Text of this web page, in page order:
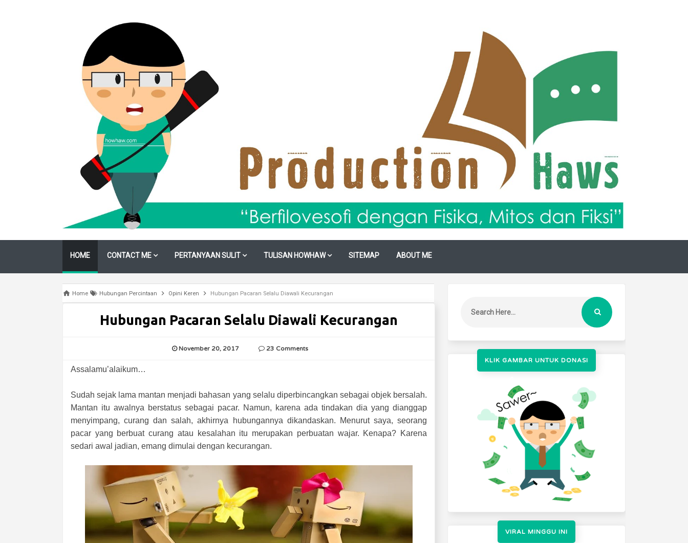
HOME CONTACT ME PERTANYAAN SULIT TULISAN HOWHAW SITEMAP ABOUT ME
Home Hubungan Percintaan Opini Keren Hubungan Pacaran Selalu Diawali Kecurangan
Hubungan Pacaran Selalu Diawali Kecurangan
November 20, 2017 23 Comments
Assalamu’alaikum…
Sudah sejak lama mantan menjadi bahasan yang selalu diperbincangkan sebagai objek bersalah.
Mantan itu awalnya berstatus sebagai pacar. Namun, karena ada tindakan dia yang dianggap
menyimpang, curang dan salah, akhirnya hubungannya dikandaskan. Menurut saya, seorang
pacar yang berbuat curang atau kesalahan itu merupakan perbuatan wajar. Kenapa? Karena
sedari awal jadian, emang dimulai dengan kecurangan.
KLIK GAMBAR UNTUK DONASI
VIRAL MINGGU INI